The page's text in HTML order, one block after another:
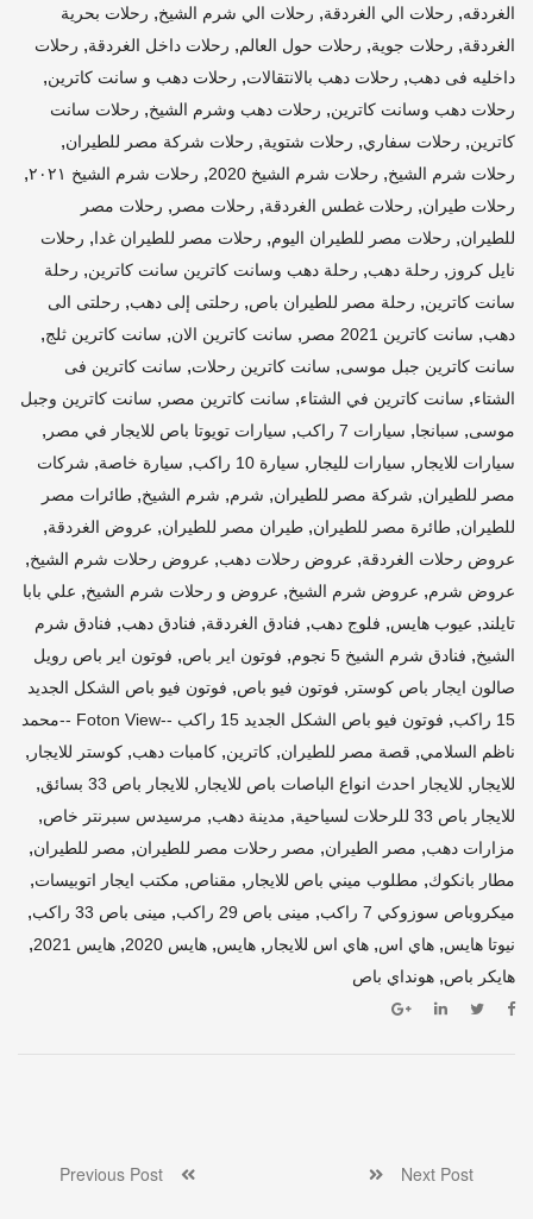
الغردقه, رحلات الي الغردقة, رحلات الي شرم الشيخ, رحلات بحرية
الغردقة, رحلات جوية, رحلات حول العالم, رحلات داخل الغردقة, رحلات
داخليه فى دهب, رحلات دهب بالانتقالات, رحلات دهب و سانت كاترين,
رحلات دهب وسانت كاترين, رحلات دهب وشرم الشيخ, رحلات سانت
كاترين, رحلات سفاري, رحلات شتوية, رحلات شركة مصر للطيران,
رحلات شرم الشيخ, رحلات شرم الشيخ 2020 , رحلات شرم الشيخ ٢٠٢١ ,
رحلات طيران, رحلات غطس الغردقة, رحلات مصر , رحلات مصر
للطيران, رحلات مصر للطيران اليوم, رحلات مصر للطيران غدا, رحلات
نايل كروز , رحلة دهب, رحلة دهب وسانت كاترين سانت كاترين, رحلة
سانت كاترين, رحلة مصر للطيران باص, رحلتى إلى دهب, رحلتى الى
دهب, سانت كاترين 2021 مصر , سانت كاترين الان, سانت كاترين ثلج,
سانت كاترين جبل موسى, سانت كاترين رحلات, سانت كاترين فى
الشتاء, سانت كاترين في الشتاء, سانت كاترين مصر , سانت كاترين وجبل
موسى, سبانجا, سيارات 7 راكب , سيارات تويوتا باص للايجار في مصر ,
سيارات للايجار , سيارات لليجار , سيارة 10 راكب , سيارة خاصة, شركات
مصر للطيران, شركة مصر للطيران, شرم, شرم الشيخ, طائرات مصر
للطيران, طائرة مصر للطيران, طيران مصر للطيران, عروض الغردقة,
عروض رحلات الغردقة, عروض رحلات دهب, عروض رحلات شرم الشيخ,
عروض شرم, عروض شرم الشيخ, عروض و رحلات شرم الشيخ, علي بابا
تايلند, عيوب هايس, فلوج دهب, فنادق الغردقة, فنادق دهب, فنادق شرم
الشيخ, فنادق شرم الشيخ 5 نجوم , فوتون اير باص, فوتون اير باص رويل
صالون ايجار باص كوستر , فوتون فيو باص, فوتون فيو باص الشكل الجديد
15 راكب
,
فوتون فيو باص الشكل الجديد 15 راكب --Foton View --محمد
ناظم السلامي, قصة مصر للطيران, كاترين, كامبات دهب, كوستر للايجار ,
للايجار , للايجار احدث انواع الباصات باص للايجار , للايجار باص 33 بسائق ,
للايجار باص 33 للرحلات لسياحية , مدينة دهب, مرسيدس سبرنتر خاص,
مزارات دهب, مصر الطيران, مصر رحلات مصر للطيران, مصر للطيران,
مطار بانكوك, مطلوب ميني باص للايجار , مقناص, مكتب ايجار اتوبيسات,
ميكروباص سوزوكي 7 راكب , مينى باص 29 راكب , مينى باص 33 راكب ,
نيوتا هايس, هاي اس, هاي اس للايجار , هايس, هايس 2020 , هايس 2021 ,
هايكر باص, هونداي باص
Next Post